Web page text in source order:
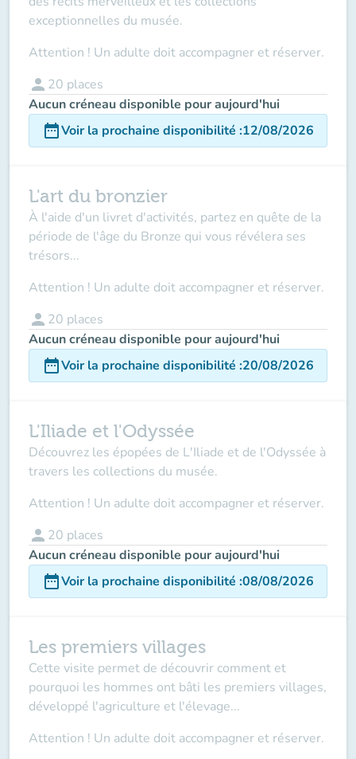
exceptionnelles du musée.
Attention ! Un adulte doit accompagner et réserver.
person 20 places
Aucun créneau disponible pour aujourd'hui
date_rangeVoir la prochaine disponibilité :12/08/2026
L'art du bronzier
À l'aide d'un livret d'activités, partez en quête de la
période de l'âge du Bronze qui vous révélera ses
trésors...
Attention ! Un adulte doit accompagner et réserver.
person 20 places
Aucun créneau disponible pour aujourd'hui
date_rangeVoir la prochaine disponibilité :20/08/2026
L'Iliade et l'Odyssée
Découvrez les épopées de L'Iliade et de l'Odyssée à
travers les collections du musée.
Attention ! Un adulte doit accompagner et réserver.
person 20 places
Aucun créneau disponible pour aujourd'hui
date_rangeVoir la prochaine disponibilité :08/08/2026
Les premiers villages
Cette visite permet de découvrir comment et
pourquoi les hommes ont bâti les premiers villages,
développé l'agriculture et l'élevage...
Attention ! Un adulte doit accompagner et réserver.